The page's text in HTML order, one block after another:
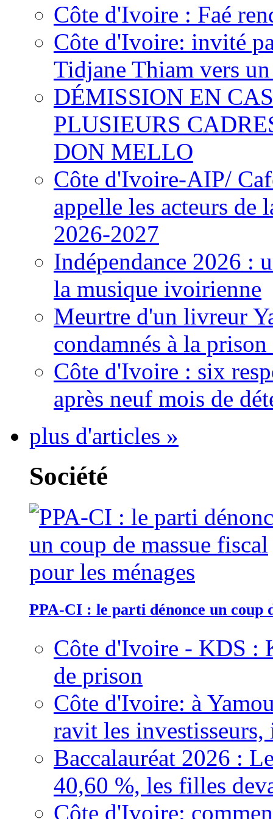
Côte d'Ivoire : Faé
Côte d'Ivoire: invité
Tidjane Thiam vers
DÉMISSION EN
PLUSIEURS
DON MELLO
Côte d'Ivoire-AIP/
appelle les acteurs de
2026-2027
Indépendance 2026 :
la musique ivoirienne
Meurtre d'un livreur
condamnés à la
Côte d'Ivoire : six
après neuf mois de
plus d'articles »
Société
PPA-CI : le parti dénonce un coup
Côte d'Ivoire - KDS :
de prison
Côte d'Ivoire: à
ravit les
Baccalauréat 2026 :
40,60 %, les filles
Côte d'Ivoire: